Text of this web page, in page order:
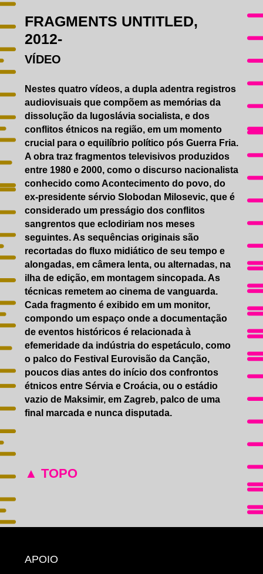
FRAGMENTS UNTITLED,
2012-
VÍDEO
Nestes quatro vídeos, a dupla adentra registros
audiovisuais que compõem as memórias da
dissolução da Iugoslávia socialista, e dos
conflitos étnicos na região, em um momento
crucial para o equilíbrio político pós Guerra Fria.
A obra traz fragmentos televisivos produzidos
entre 1980 e 2000, como o discurso nacionalista
conhecido como Acontecimento do povo, do
ex-presidente sérvio Slobodan Milosevic, que é
considerado um presságio dos conflitos
sangrentos que eclodiriam nos meses
seguintes. As sequências originais são
recortadas do fluxo midiático de seu tempo e
alongadas, em câmera lenta, ou alternadas, na
ilha de edição, em montagem sincopada. As
técnicas remetem ao cinema de vanguarda.
Cada fragmento é exibido em um monitor,
compondo um espaço onde a documentação
de eventos históricos é relacionada à
efemeridade da indústria do espetáculo, como
o palco do Festival Eurovisão da Canção,
poucos dias antes do início dos confrontos
étnicos entre Sérvia e Croácia, ou o estádio
vazio de Maksimir, em Zagreb, palco de uma
final marcada e nunca disputada.
▲ TOPO
APOIO